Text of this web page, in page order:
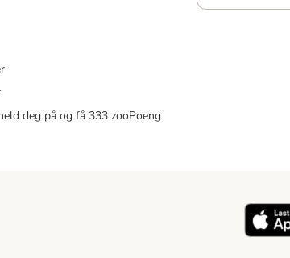
deg på og få 333 zooPoeng